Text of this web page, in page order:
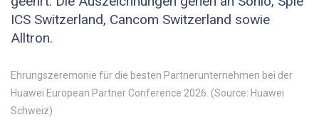
ICS Switzerland, Cancom Switzerland sowie
Alltron.
Ehrungszeremonie für die besten Partnerunternehmen bei der
Huawei European Partner Conference 2026. (Source: Huawei
Schweiz)